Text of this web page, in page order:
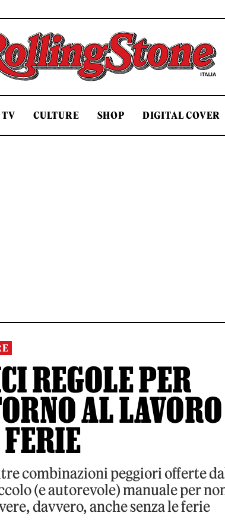
Rolling Stone Italia
CULTURE SHOP DIGITAL COVER
REGOLE PER
AL LAVORO
combinazioni peggiori offerte
(e autorevole) manuale per
davvero, anche senza le ferie